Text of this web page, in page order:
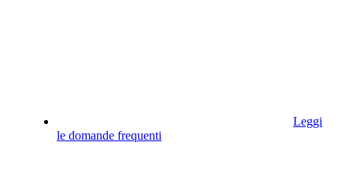
Leggi
le domande frequenti